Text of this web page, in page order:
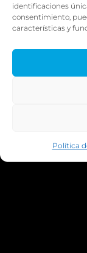
identificaciones
consentimiento,
características y
Política
[PAGO